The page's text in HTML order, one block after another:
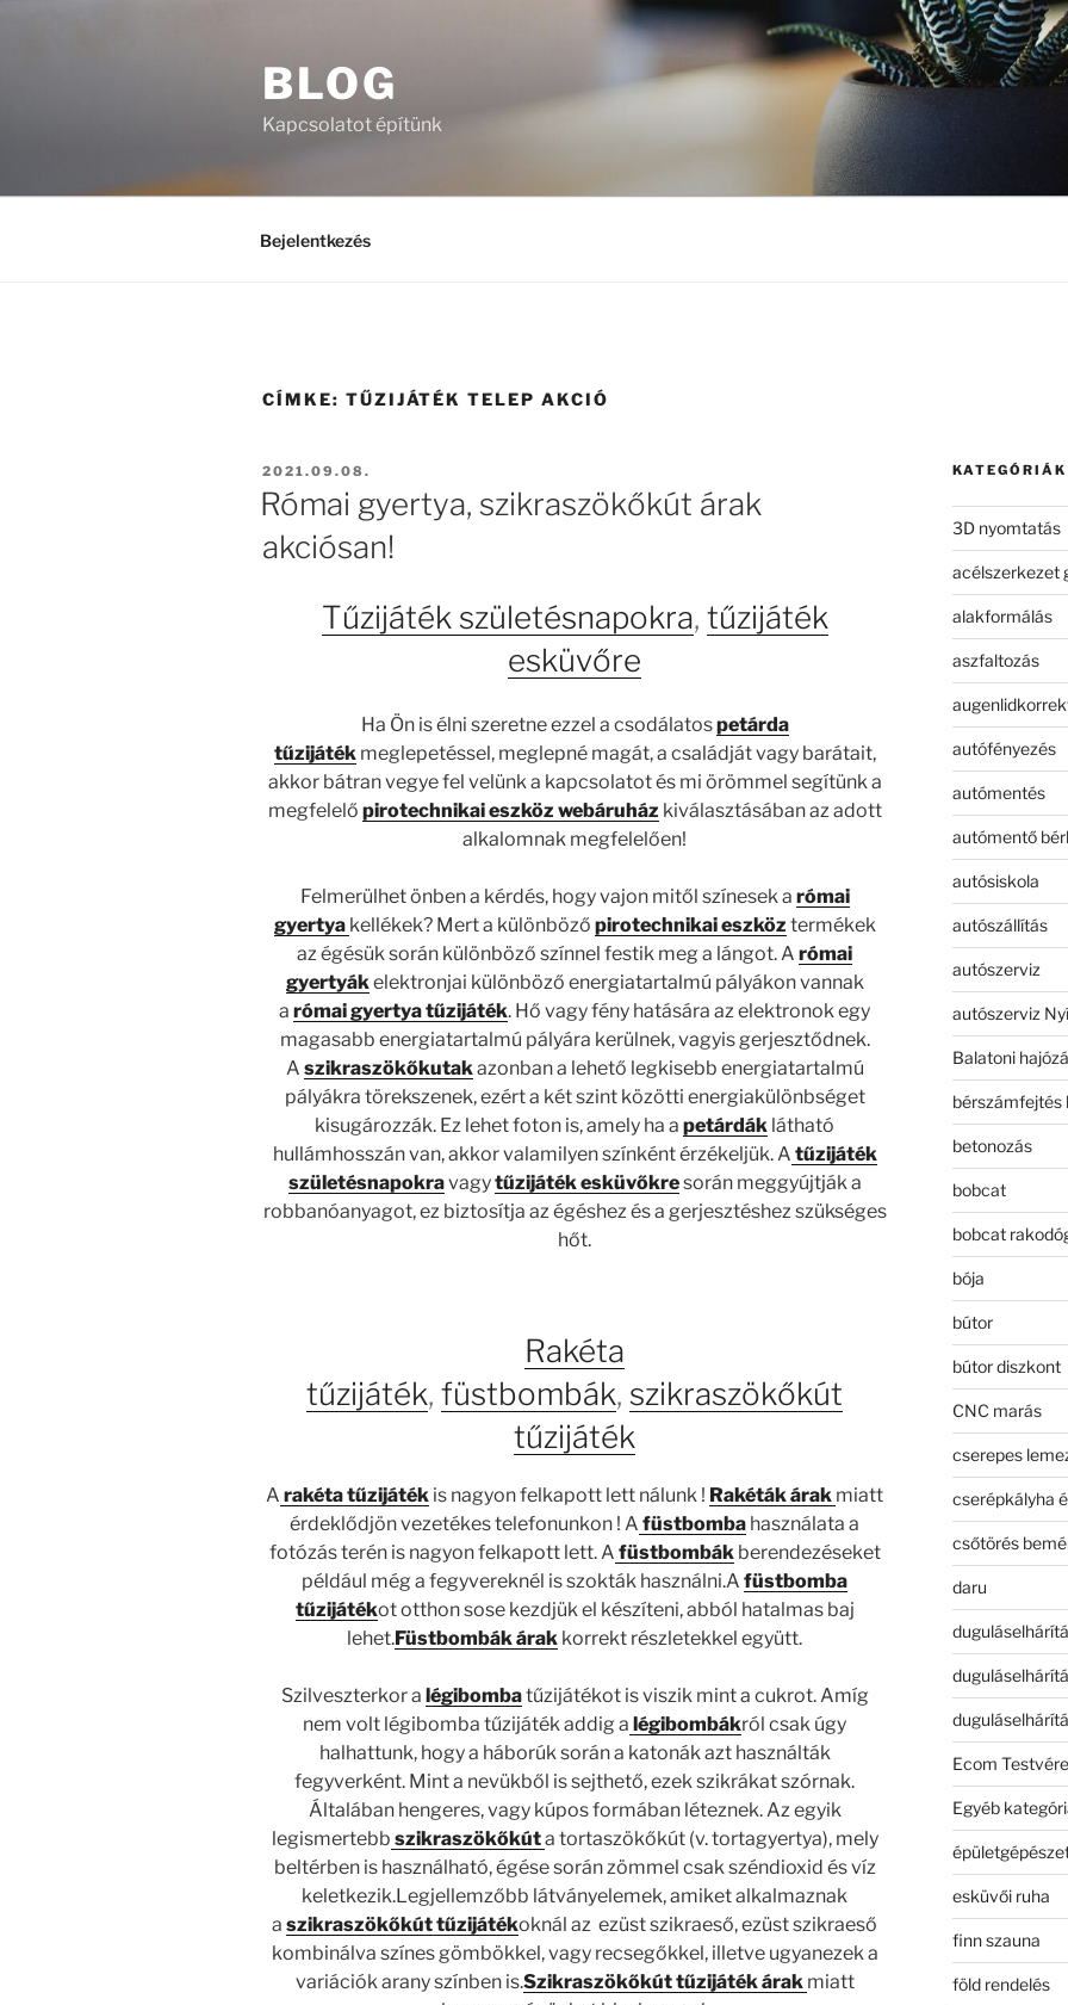
BLOG
Kapcsolatot építünk
Bejelentkezés
CÍMKE: TŰZIJÁTÉK TELEP AKCIÓ
BEKÜLDVE:
2021.09.08.
Római gyertya, szikraszökőkút árak
akciósan!
Tűzijáték születésnapokra, tűzijáték
esküvőre
Ha Ön is élni szeretne ezzel a csodálatospetárda
tűzijáték meglepetéssel, meglepné magát, a családját vagy barátait,
akkor bátran vegye fel velünk a kapcsolatot és mi örömmel segítünk a
megfelelő pirotechnikai eszköz webáruház kiválasztásában az adott
alkalomnak megfelelően!
Felmerülhet önben a kérdés, hogy vajon mitől színesek a római
gyertya kellékek? Mert a különböző pirotechnikai eszköz termékek
az égésük során különböző színnel festik meg a lángot. Arómai
gyertyák elektronjai különböző energiatartalmú pályákon vannak
arómai gyertya tűzijáték. Hő vagy fény hatására az elektronok egy
magasabb energiatartalmú pályára kerülnek, vagyis gerjesztődnek.
A szikraszökőkutak azonban a lehető legkisebb energiatartalmú
pályákra törekszenek, ezért a két szint közötti energiakülönbséget
kisugározzák. Ez lehet foton is, amely ha apetárdák látható
hullámhosszán van, akkor valamilyen színként érzékeljük. A tűzijáték
születésnapokravagytűzijáték esküvőkresorán meggyújtják a
robbanóanyagot, ez biztosítja az égéshez és a gerjesztéshez szükséges
hőt.
Rakéta
tűzijáték,füstbombák,szikraszökőkút
tűzijáték
A rakéta tűzijáték is nagyon felkapott lett nálunk ! Rakéták árak miatt
érdeklődjön vezetékes telefonunkon ! A füstbomba használata a
fotózás terén is nagyon felkapott lett. A füstbombákberendezéseket
például még a fegyvereknél is szokták használni.Afüstbomba
tűzijátékot otthon sose kezdjük el készíteni, abból hatalmas baj
lehet.Füstbombák árak korrekt részletekkel együtt.
Szilveszterkor a légibombatűzijátékot is viszik mint a cukrot. Amíg
nem volt légibomba tűzijáték addig a légibombákról csak úgy
halhattunk, hogy a háborúk során a katonák azt használták
fegyverként. Mint a nevükből is sejthető, ezek szikrákat szórnak.
Általában hengeres, vagy kúpos formában léteznek. Az egyik
legismertebb szikraszökőkúta tortaszökőkút (v. tortagyertya), mely
beltérben is használható, égése során zömmel csak széndioxid és víz
keletkezik.Legjellemzőbb látványelemek, amiket alkalmaznak
aszikraszökőkút tűzijátékoknál az ezüst szikraeső, ezüst szikraeső
kombinálva színes gömbökkel, vagy recsegőkkel, illetve ugyanezek a
variációk arany színben is.Szikraszökőkút tűzijáték árak miatt
KATEGÓRIÁK
3D nyomtatás
acélszerkezet
alakformálás
aszfaltozás
autófényezés
autómentés
autómentő
autósiskola
autószállítás
autószerviz
autószerviz
Balatoni
bérszámfejtés
betonozás
bobcat
bobcat
bója
bútor
bútor diszkont
CNC marás
cserepes
cserépkályha
csőtörés
daru
Ecom
Egyéb
esküvői ruha
finn szauna
föld rendelés